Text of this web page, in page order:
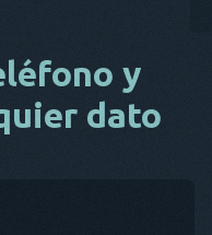
y
dato